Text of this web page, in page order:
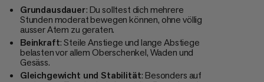
Grundausdauer: Du solltest dich mehrere
Stunden moderat bewegen können, ohne völlig
ausser Atem zu geraten.
Beinkraft: Steile Anstiege und lange Abstiege
belasten vor allem Oberschenkel, Waden und
Gesäss.
Gleichgewicht und Stabilität: Besonders auf